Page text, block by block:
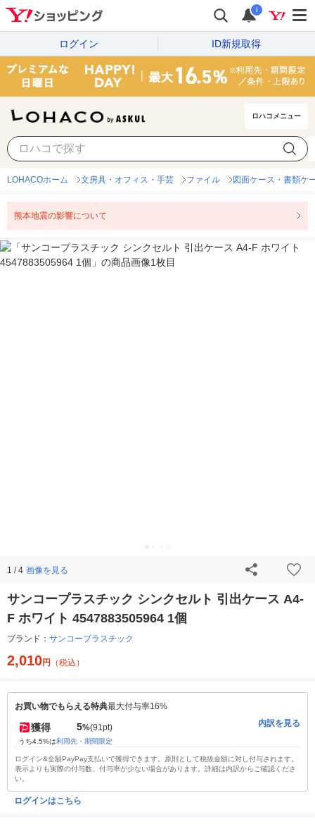
i
ログイン ID新規取得
ロハコメニュー
LOHACOホーム 文房具・オフィス・手芸 ファイル 図面ケース・書類ケ
熊本地震の影響について
1 / 4 画像を見る
サンコープラスチック シンクセルト 引出ケース A4-
F ホワイト 4547883505964 1個
ブランド： サンコープラスチック
2,010円 （税込）
お買い物でもらえる特典最大付与率16%
獲得 5%(91pt)
うち4.5%は利用先・期間限定
内訳を見る
ログイン&全額PayPay支払いで獲得できます。原則として税抜金額に対し付与されます。
表示よりも実際の付与数、付与率が少ない場合があります。詳細は内訳からご確認くださ
い。
ログインはこちら